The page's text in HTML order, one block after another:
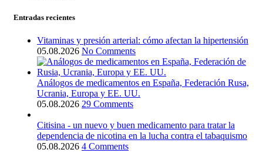
Entradas recientes
Vitaminas y presión arterial: cómo afectan la hipertensión
05.08.2026 No Comments
Análogos de medicamentos en España, Federación Rusa,
Ucrania, Europa y EE. UU.
05.08.2026 29 Comments
Citisina - un nuevo y buen medicamento para tratar la
dependencia de nicotina en la lucha contra el tabaquismo
05.08.2026 4 Comments